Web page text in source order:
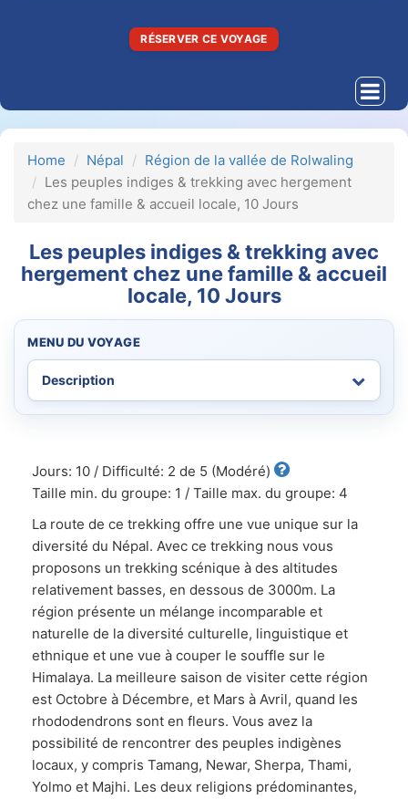
RÉSERVER CE VOYAGE
Home Népal
Région de la vallée de Rolwaling
Les peuples indiges & trekking avec hergement
chez une famille & accueil locale, 10 Jours
Les peuples indiges & trekking avec
hergement chez une famille & accueil
locale, 10 Jours
MENU DU VOYAGE
Jours: 10 / Difficulté: 2 de 5 (Modéré)
Taille min. du groupe: 1 / Taille max. du groupe: 4
La route de ce trekking offre une vue unique sur la
diversité du Népal. Avec ce trekking nous vous
proposons un trekking scénique à des altitudes
relativement basses, en dessous de 3000m. La
région présente un mélange incomparable et
naturelle de la diversité culturelle, linguistique et
ethnique et une vue à couper le souffle sur le
Himalaya. La meilleure saison de visiter cette région
est Octobre à Décembre, et Mars à Avril, quand les
rhododendrons sont en fleurs. Vous avez la
possibilité de rencontrer des peuples indigènes
locaux, y compris Tamang, Newar, Sherpa, Thami,
Yolmo et Majhi. Les deux religions prédominantes,